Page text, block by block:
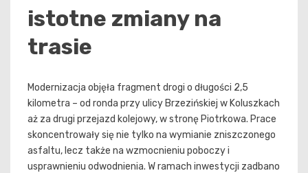
istotne zmiany na
trasie
Modernizacja objęła fragment drogi o długości 2,5
kilometra – od ronda przy ulicy Brzezińskiej w Koluszkach
aż za drugi przejazd kolejowy, w stronę Piotrkowa. Prace
skoncentrowały się nie tylko na wymianie zniszczonego
asfaltu, lecz także na wzmocnieniu poboczy i
usprawnieniu odwodnienia. W ramach inwestycji zadbano